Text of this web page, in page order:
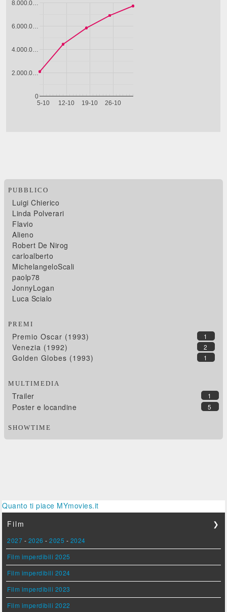
PUBBLICO
Luigi Chierico
Linda Polverari
Flavio
Alieno
Robert De Nirog
carloalberto
MichelangeloScali
paolp78
JonnyLogan
Luca Scialo
PREMI
1
Premio Oscar (1993)
2
Venezia (1992)
1
Golden Globes (1993)
MULTIMEDIA
1
Trailer
5
Poster e locandine
SHOWTIME
Quanto ti piace MYmovies.it
Film
❯
2027 - 2026 -2025 - 2024
Film imperdibili 2025
Film imperdibili 2024
Film imperdibili 2023
Film imperdibili 2022